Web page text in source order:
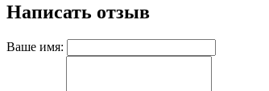
Написать отзыв
Ваше имя: